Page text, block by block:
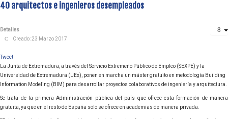
40 arquitectos e ingenieros desempleados
Detalles
Creado: 23 Marzo 2017
Tweet
La Junta de Extremadura, a través del Servicio Extremeño Público de Empleo (SEXPE) y la
Universidad de Extremadura (UEx), ponen en marcha un máster gratuito en metodología Building
Information Modeling (BIM) para desarrollar proyectos colaborativos de ingeniería y arquitectura.
Se trata de la primera Administración pública del país que ofrece esta formación de manera
gratuita, ya que en el resto de España solo se ofrece en academias de manera privada.